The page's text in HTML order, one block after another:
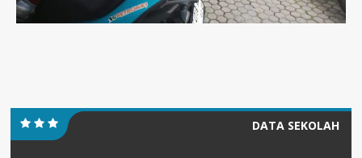
DATA SEKOLAH